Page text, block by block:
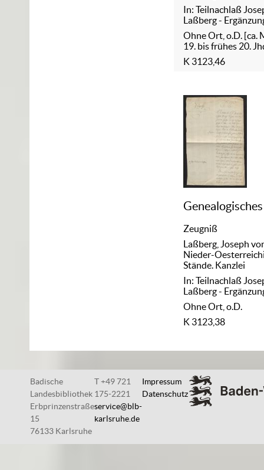
In: Teilnachlaß
Laßberg -
Ohne Ort, o.D. [ca.
19. bis frühes 20.
K 3123,46
Zeugniß
Laßberg, Joseph
Nieder-
Stände. Kanzlei
In: Teilnachlaß
Laßberg -
Ohne Ort, o.D.
K 3123,38
Badische
Landesbibliothek
Erbprinzenstraße
15
76133 Karlsruhe
T +49 721
175-2221
service@blb-
karlsruhe.de
Impressum
Datenschutz